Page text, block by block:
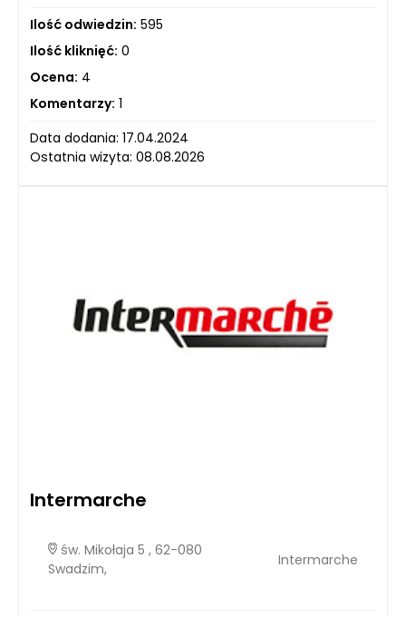
Ilość odwiedzin: 595
Ilość kliknięć: 0
Ocena: 4
Komentarzy: 1
Data dodania: 17.04.2024
Ostatnia wizyta: 08.08.2026
Intermarche
św. Mikołaja 5 , 62-080
Swadzim,
Intermarche